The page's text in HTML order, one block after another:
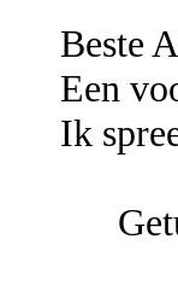
Beste
Een
Ik